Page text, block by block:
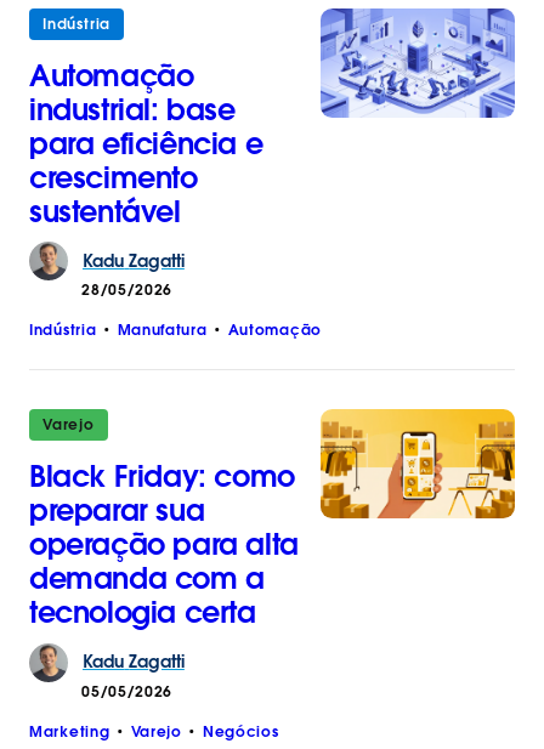
Indústria
Automação
industrial: base
para eficiência e
crescimento
sustentável
Kadu Zagatti
28/05/2026
Indústria Manufatura Automação
Varejo
Black Friday: como
preparar sua
operação para alta
demanda com a
tecnologia certa
Kadu Zagatti
05/05/2026
Marketing Varejo Negócios